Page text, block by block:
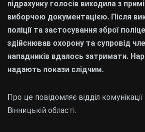
підрахунку голосів виходила з
виборчою документацією. Після
поліції та застосування зброї
здійснював охорону та супровід
нападників вдалось затримати.
надають покази слідчим.
Про це повідомляє відділ комунікації
Вінницькій області.